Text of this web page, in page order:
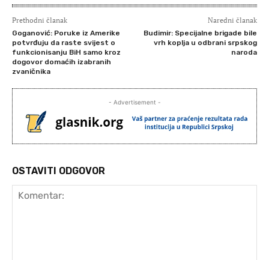
Prethodni članak
Goganović: Poruke iz Amerike
potvrđuju da raste svijest o
funkcionisanju BiH samo kroz
dogovor domaćih izabranih
zvaničnika
Naredni članak
Budimir: Specijalne brigade bile
vrh koplja u odbrani srpskog
naroda
- Advertisement -
OSTAVITI ODGOVOR